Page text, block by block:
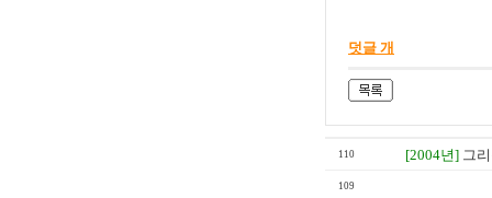
덧글 개
110 [2004년] 그
109